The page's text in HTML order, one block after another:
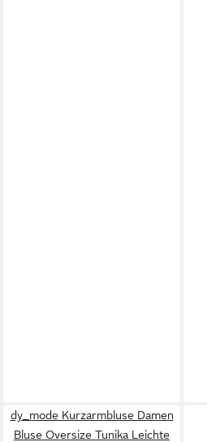
dy_mode Kurzarmbluse Damen
Bluse Oversize Tunika Leichte